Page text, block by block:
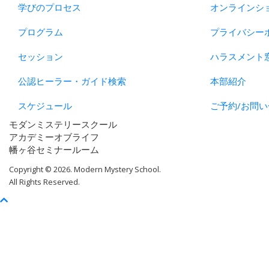
学びのプロセス
プログラム
セッション
公認ヒーラー・ガイド検索
スケジュール
オンラインシ
プライバシー
ハラスメント
本部紹介
ご予約/お問
モダンミステリースクール
アカデミーオブライフ
幡ヶ谷セミナールーム
Copyright © 2026. Modern Mystery School.
All Rights Reserved.